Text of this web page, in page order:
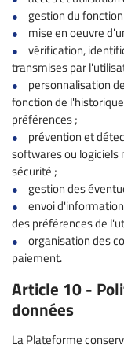
gestion du
mise en oeuvre
vérification,
transmises par
personnalisation
fonction de
préférences ;
prévention et
softwares ou logiciels
sécurité ;
gestion des
envoi
des préférences de
organisation des
paiement.
Article 10 -
données
La Plateforme